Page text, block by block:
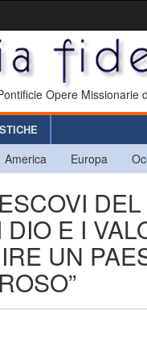
Opere Missionarie
America Europa
DEL
E I
UN